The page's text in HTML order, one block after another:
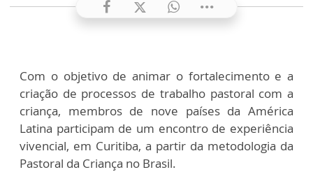
Com o objetivo de animar o fortalecimento e a
criação de processos de trabalho pastoral com a
criança, membros de nove países da América
Latina participam de um encontro de experiência
vivencial, em Curitiba, a partir da metodologia da
Pastoral da Criança no Brasil.